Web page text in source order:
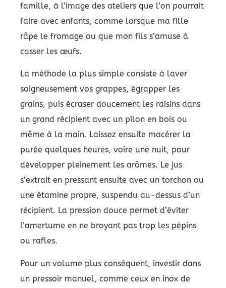
famille, à l’image des ateliers que l’on pourrait
faire avec enfants, comme lorsque ma fille
râpe le fromage ou que mon fils s’amuse à
casser les œufs.
La méthode la plus simple consiste à laver
soigneusement vos grappes, égrapper les
grains, puis écraser doucement les raisins dans
un grand récipient avec un pilon en bois ou
même à la main. Laissez ensuite macérer la
purée quelques heures, voire une nuit, pour
développer pleinement les arômes. Le jus
s’extrait en pressant ensuite avec un torchon ou
une étamine propre, suspendu au-dessus d’un
récipient. La pression douce permet d’éviter
l’amertume en ne broyant pas trop les pépins
ou rafles.
Pour un volume plus conséquent, investir dans
un pressoir manuel, comme ceux en inox de